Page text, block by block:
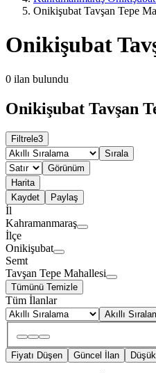
Onikişubat Tavşan Tepe
Onikişubat
0 ilan bulundu
Onikişubat Tavşan
Filtrele3
Sırala
Görünüm
Harita
Kaydet
Paylaş
İl
Kahramanmaraş
İlçe
Onikişubat
Semt
Tavşan Tepe Mahallesi
Tümünü Temizle
Tüm İlanlar
Akıllı
Fiyatı Düşen Güncel İlan